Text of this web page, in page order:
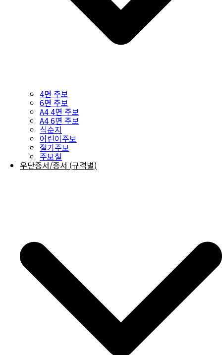
4면 주보
6면 주보
A4 4면 주보
A4 6면 주보
식순지
어린이주보
절기주보
주보철
우단증서/증서 (규격별)